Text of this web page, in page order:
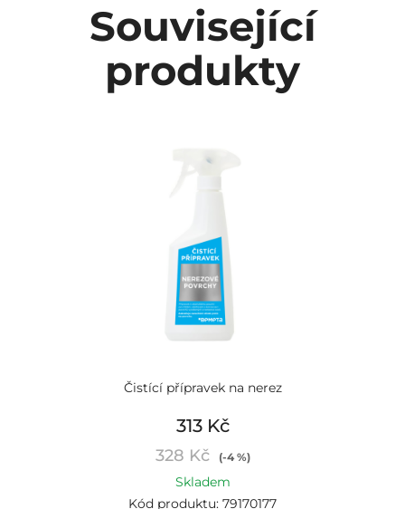
Související
produkty
Čistící přípravek na nerez
313 Kč
328 Kč (-4 %)
Skladem
Kód produktu: 79170177